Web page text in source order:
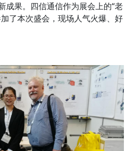
成果。四信通信作为展会上的“老
了本次盛会，现场人气火爆、好